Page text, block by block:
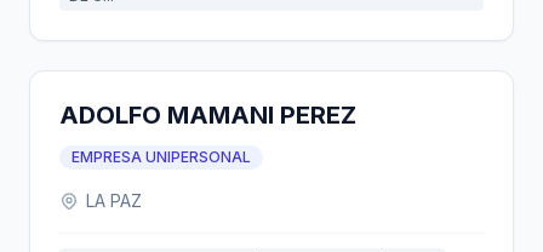
ADOLFO MAMANI PEREZ
EMPRESA UNIPERSONAL
LA PAZ